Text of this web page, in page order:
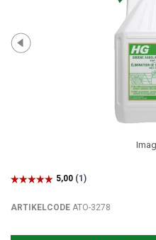
ARTIKELCODE ATO-3278